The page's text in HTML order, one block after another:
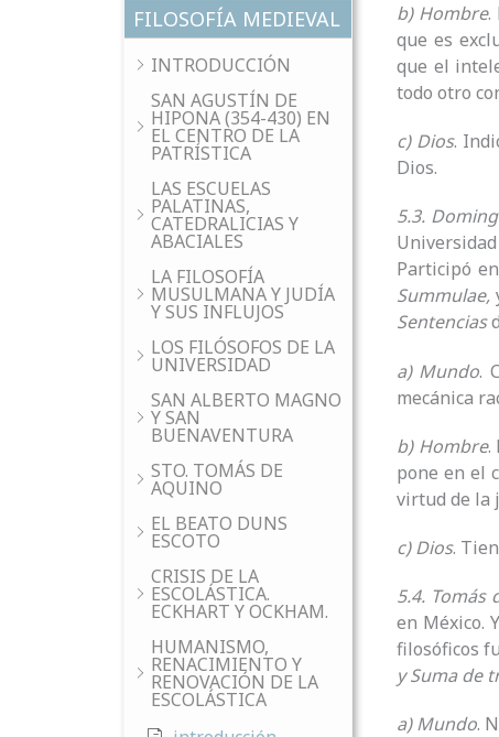
FILOSOFÍA MEDIEVAL
INTRODUCCIÓN
SAN AGUSTÍN DE
HIPONA (354-430) EN
EL CENTRO DE LA
PATRÍSTICA
LAS ESCUELAS
PALATINAS,
CATEDRALICIAS Y
ABACIALES
LA FILOSOFÍA
MUSULMANA Y JUDÍA
Y SUS INFLUJOS
LOS FILÓSOFOS DE LA
UNIVERSIDAD
SAN ALBERTO MAGNO
Y SAN
BUENAVENTURA
STO. TOMÁS DE
AQUINO
EL BEATO DUNS
ESCOTO
CRISIS DE LA
ESCOLÁSTICA.
ECKHART Y OCKHAM.
HUMANISMO,
RENACIMIENTO Y
RENOVACIÓN DE LA
ESCOLÁSTICA
b) Hombre.
que es
que el
todo otro
c) Dios.
Dios.
5.3.
Participó
Summulae,
Sentencias
a) Mundo.
mecánica
b) Hombre.
pone en el
virtud de la
c) Dios.
5.4. Tomás
en México.
filosóficos
ySuma de
a) Mundo.